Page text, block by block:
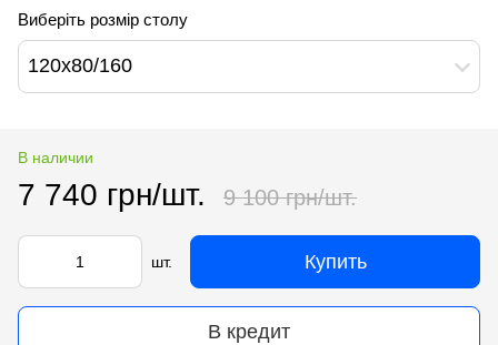
Виберіть розмір столу
120x80/160
В наличии
7 740 грн/шт. 9 100 грн/шт.
шт. Купить
В кредит